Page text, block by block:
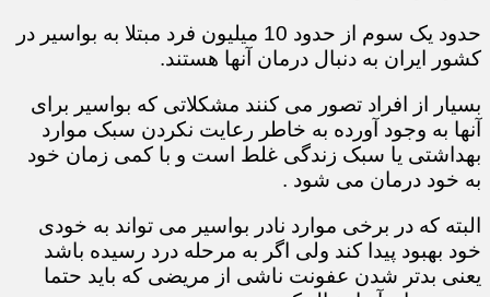
حدود یک سوم از حدود 10 میلیون فرد مبتلا به بواسیر در
کشور ایران به دنبال درمان آنها هستند.
بسیار از افراد تصور می کنند مشکلاتی که بواسیر برای
آنها به وجود آورده به خاطر رعایت نکردن سبک موارد
بهداشتی یا سبک زندگی غلط است و با کمی زمان خود
به خود درمان می شود .
البته که در برخی موارد نادر بواسیر می تواند به خودی
خود بهبود پیدا کند ولی اگر به مرحله درد رسیده باشد
یعنی بدتر شدن عفونت ناشی از مریضی که باید حتما